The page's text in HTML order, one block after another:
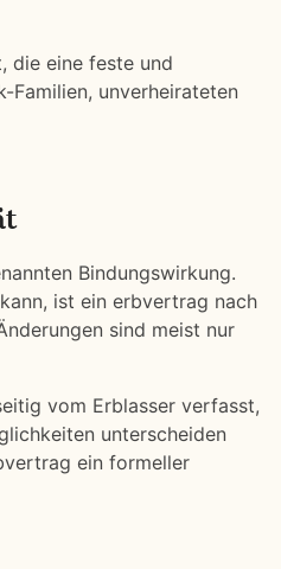
die eine feste und
Familien, unverheirateten
Bindungswirkung.
ist ein erbvertrag nach
sind meist nur
vom Erblasser verfasst,
unterscheiden
ein formeller